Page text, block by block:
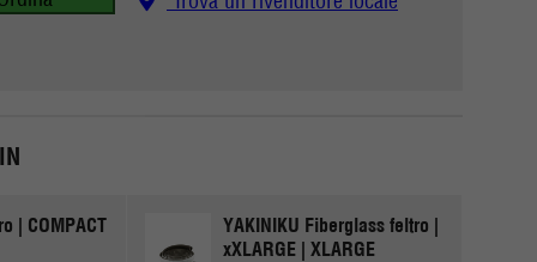
| COMPACT
YAKINIKU Fiberglass feltro |
xXLARGE | XLARGE